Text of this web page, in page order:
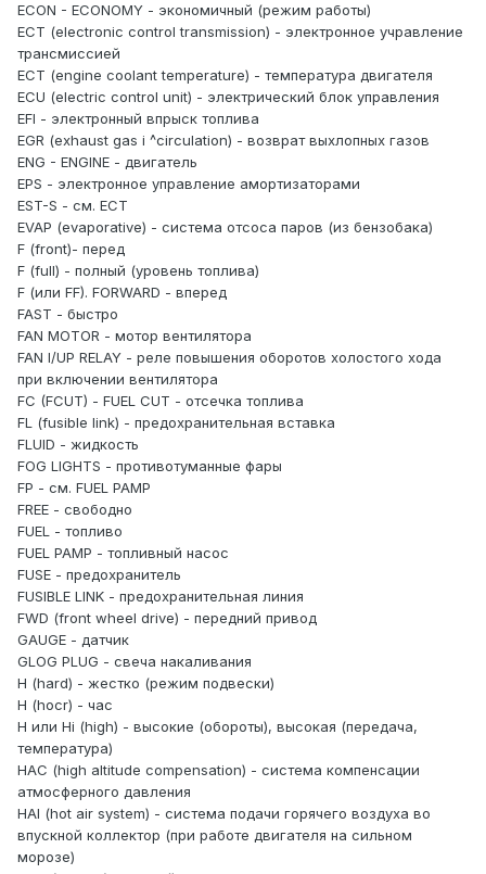
ECON - ECONOMY - экономичный (режим работы)
ЕСТ (electronic control transmission) - электронное учравление
трансмиссией
ЕСТ (engine coolant temperature) - температура двигателя
ECU (electric control unit) - электрический блок управления
EFI - электронный впрыск топлива
EGR (exhaust gas i ^circulation) - возврат выхлопных газов
ENG - ENGINE - двигатель
EPS - электронное управление амортизаторами
EST-S - см. ЕСТ
EVAP (evaporative) - система отсоса паров (из бензобака)
F (front)- перед
F (full) - полный (уровень топлива)
F (или FF). FORWARD - вперед
FAST - быстро
FAN MOTOR - мотор вентилятора
FAN I/UP RELAY - реле повышения оборотов холостого хода
при включении вентилятора
FC (FCUT) - FUEL CUT - отсечка топлива
FL (fusible link) - предохранительная вставка
FLUID - жидкость
FOG LIGHTS - противотуманные фары
FP - см. FUEL PAMP
FREE - свободно
FUEL - топливо
FUEL PAMP - топливный насос
FUSE - предохранитель
FUSIBLE LINK - предохранительная линия
FWD (front wheel drive) - передний привод
GAUGE - датчик
GLOG PLUG - свеча накаливания
Н (hard) - жестко (режим подвески)
Н (hocr) - час
Н или Hi (high) - высокие (обороты), высокая (передача,
температура)
НАС (high altitude compensation) - система компенсации
атмосферного давления
HAI (hot air system) - система подачи горячего воздуха во
впускной коллектор (при работе двигателя на сильном
морозе)